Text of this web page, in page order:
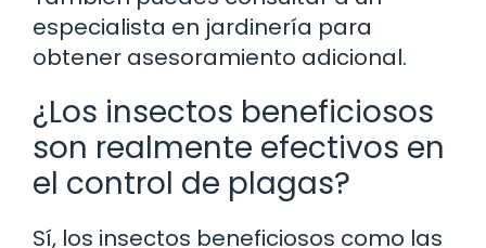
especialista en jardinería para
obtener asesoramiento adicional.
¿Los insectos beneficiosos
son realmente efectivos en
el control de plagas?
Sí, los insectos beneficiosos como las